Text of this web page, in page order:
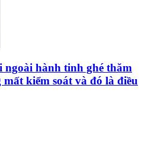
ngoài hành tinh ghé thăm
kiểm soát và đó là điều